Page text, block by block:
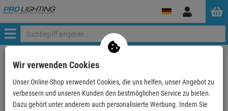
Anmelden
Menü
Mein Konto
Anmeldung
Ihre E-Mail
Wir verwenden Cookies
Unser Online-Shop verwendet Cookies, die uns helfen, unser Angebot zu
verbessern und unseren Kunden den bestmöglichen Service zu bieten.
Dazu gehört unter anderem auch personalisierte Werbung. Indem Sie